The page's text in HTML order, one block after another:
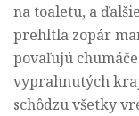
na toaletu, a
prehltla zopár
povaľujú
vyprahnutých
schôdzu všetky